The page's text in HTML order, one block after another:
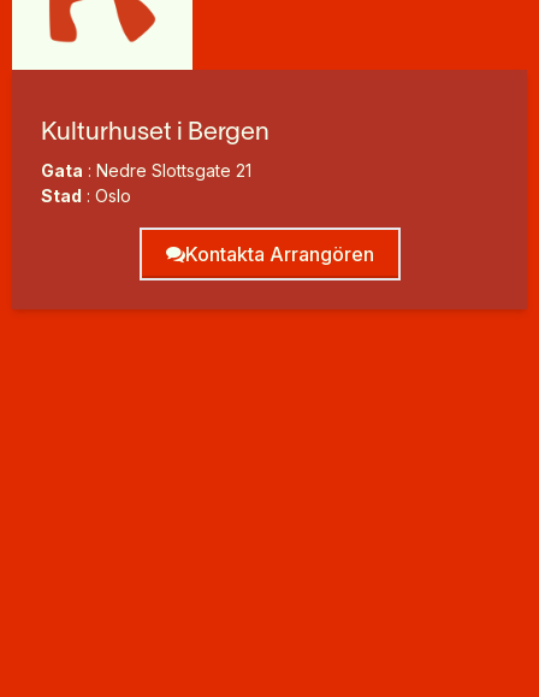
Kulturhuset i Bergen
Gata : Nedre Slottsgate 21
Stad : Oslo
Kontakta Arrangören